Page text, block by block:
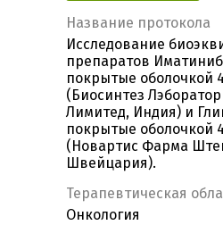
Название протокола
Исследование
препаратов
покрытые оболочкой
(Биосинтез
Лимитед, Индия) и
покрытые оболочкой
(Новартис Фарма
Швейцария).
Терапевтическая
Онкология